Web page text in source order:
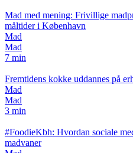
Mad med mening: Frivillige
måltider i København
Mad
Mad
7 min
Fremtidens kokke uddannes på
Mad
Mad
3 min
#FoodieKbh: Hvordan sociale
madvaner